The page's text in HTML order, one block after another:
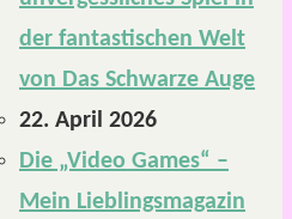
der fantastischen Welt
von Das Schwarze Auge
22. April 2026
Die „Video Games“ –
Mein Lieblingsmagazin